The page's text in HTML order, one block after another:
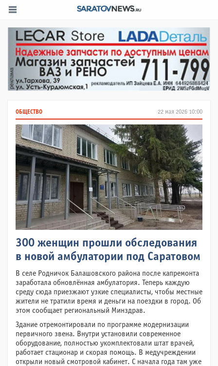
22 мая 2026 10:00
ОБЩЕСТВО
300 женщин прошли обследования
в новой амбулатории под Саратовом
В селе Родничок Балашовского района после капремонта
заработала обновлённая амбулатория. Теперь каждую
среду сюда приезжают узкие специалисты, чтобы местные
жители не тратили время и деньги на поездки в город. Об
этом сообщает региональный Минздрав.
Здание отремонтировали по программе модернизации
первичного звена. Внутри установили современное
оборудование, полностью укомплектовали штат врачей,
работает стационар и скорая помощь. В медучреждении
открыли новый смотровой кабинет. С начала года там уже